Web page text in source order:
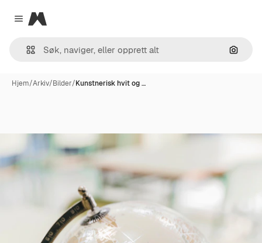
Close menu
Magnific
Søk
Hjem/Arkiv/Bilder/Kunstnerisk hvit og …